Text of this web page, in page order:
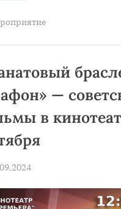
участие
видеоконкурсе
—
в